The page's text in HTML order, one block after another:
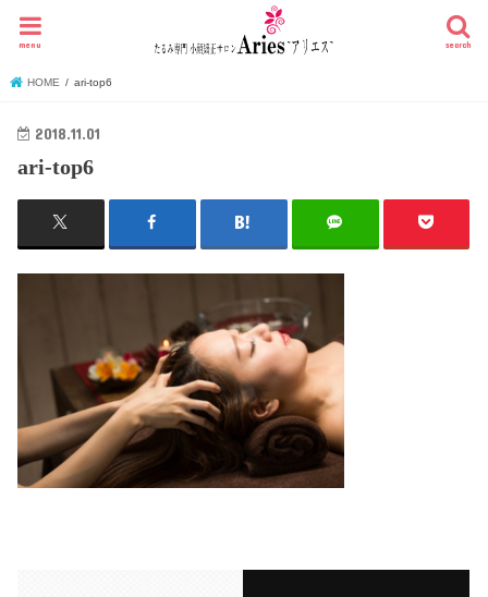
search
menu
HOME ari-top6
2018.11.01
ari-top6